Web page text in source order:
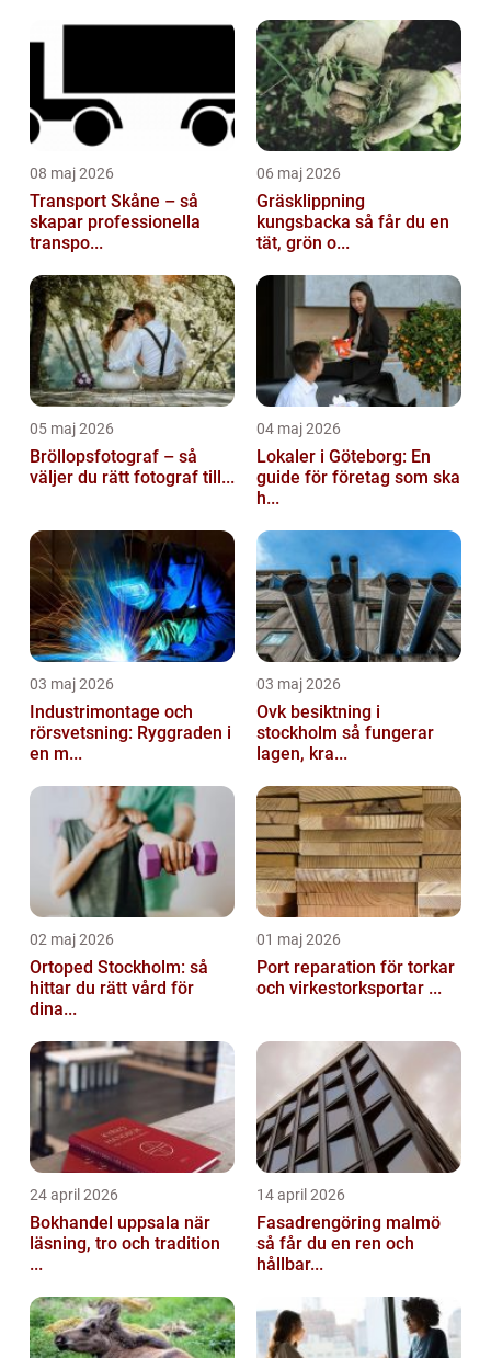
08 maj 2026
Transport Skåne – så
skapar professionella
transpo...
06 maj 2026
Gräsklippning
kungsbacka så får du en
tät, grön o...
05 maj 2026
Bröllopsfotograf – så
väljer du rätt fotograf till...
04 maj 2026
Lokaler i Göteborg: En
guide för företag som ska
h...
03 maj 2026
Industrimontage och
rörsvetsning: Ryggraden i
en m...
03 maj 2026
Ovk besiktning i
stockholm så fungerar
lagen, kra...
02 maj 2026
Ortoped Stockholm: så
hittar du rätt vård för
dina...
01 maj 2026
Port reparation för torkar
och virkestorksportar ...
24 april 2026
Bokhandel uppsala när
läsning, tro och tradition
...
14 april 2026
Fasadrengöring malmö
så får du en ren och
hållbar...